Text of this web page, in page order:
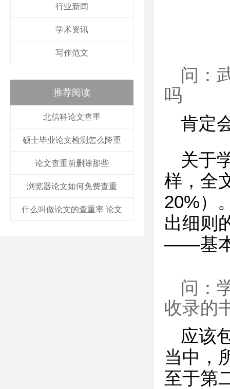
行业新闻
学术资讯
写作范文
推荐阅读
北信科论文查重
硕士毕业论文检测怎么降重
论文查重前删除那些
浏览器论文如何免费查重
什么叫做论文的查重率 论文
问：
吗
肯定
关于
样，全
20%）
出细则
——基
问：
收录的
应该
当中，
至于第